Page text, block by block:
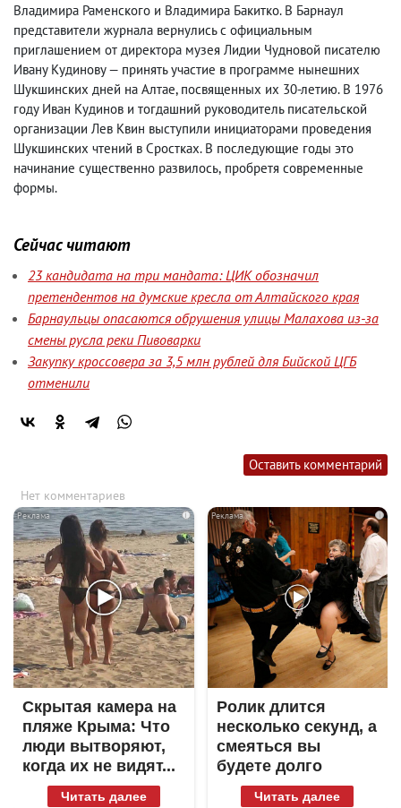
Владимира Раменского и Владимира Бакитко. В Барнаул
представители журнала вернулись с официальным
приглашением от директора музея Лидии Чудновой писателю
Ивану Кудинову — принять участие в программе нынешних
Шукшинских дней на Алтае, посвященных их 30-летию. В 1976
году Иван Кудинов и тогдашний руководитель писательской
организации Лев Квин выступили инициаторами проведения
Шукшинских чтений в Сростках. В последующие годы это
начинание существенно развилось, пробретя современные
формы.
Сейчас читают
23 кандидата на три мандата: ЦИК обозначил
претендентов на думские кресла от Алтайского края
Барнаульцы опасаются обрушения улицы Малахова из-за
смены русла реки Пивоварки
Закупку кроссовера за 3,5 млн рублей для Бийской ЦГБ
отменили
Оставить комментарий
Нет комментариев
i
Скрытая камера на
пляже Крыма: Что
люди вытворяют,
когда их не видят...
Читать далее
i
Ролик длится
несколько секунд, а
смеяться вы
будете долго
Читать далее